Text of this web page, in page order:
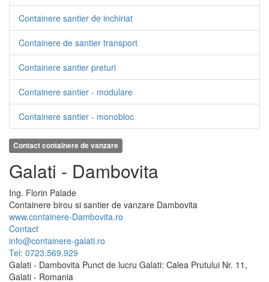
Containere santier de inchiriat
Containere de santier transport
Containere santier preturi
Containere santier - modulare
Containere santier - monobloc
Contact containere de vanzare
Galati - Dambovita
Ing. Florin Palade
Containere birou si santier de vanzare Dambovita
www.containere-Dambovita.ro
Contact
info@containere-galati.ro
Tel: 0723.569.929
Galati - Dambovita Punct de lucru Galati: Calea Prutului Nr. 11,
Galati - Romania